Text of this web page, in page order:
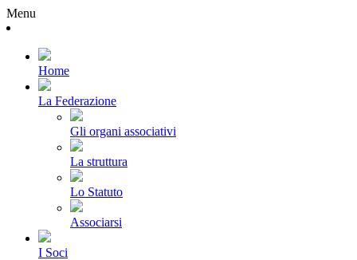
Menu
Home
La Federazione
Gli organi associativi
La struttura
Lo Statuto
Associarsi
I Soci